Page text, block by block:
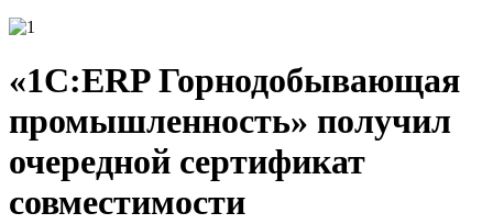
«1С:ERP Горнодобывающая
промышленность» получил
очередной сертификат
совместимости